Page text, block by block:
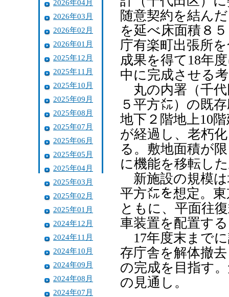
2026年04月
2026年03月
2026年02月
2026年01月
2025年12月
2025年11月
2025年10月
2025年09月
2025年08月
2025年07月
2025年06月
2025年05月
2025年04月
2025年03月
2025年02月
2025年01月
2024年12月
2024年11月
2024年10月
2024年09月
2024年08月
2024年07月
随意契約を結ん
を延べ床面積８
庁有楽町出張所
成果を得て18年
中に完成させる
丸の内署（千代
５平方㍍）の既
地下２階地上10
が経過し、老朽
る。敷地面積が
に機能を移転し
新施設の規模は
平方㍍を想定。
ともに、平面往
車装置を配置す
17年度末まで
存庁舎を解体撤
の完成を目指す
の見通し。